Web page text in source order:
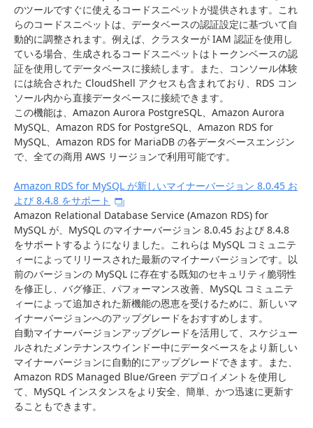
のツールですぐに使えるコードスニペットが提供されます。これ
らのコードスニペットは、データベースの認証設定に基づいて自
動的に調整されます。例えば、クラスターが IAM 認証を使用し
ている場合、生成されるコードスニペットはトークンベースの認
証を使用してデータベースに接続します。また、コンソール体験
には統合された CloudShell アクセスも含まれており、RDS コン
ソール内から直接データベースに接続できます。
この機能は、Amazon Aurora PostgreSQL、Amazon Aurora
MySQL、Amazon RDS for PostgreSQL、Amazon RDS for
MySQL、Amazon RDS for MariaDB の各データベースエンジン
で、全ての商用 AWS リージョンで利用可能です。
Amazon RDS for MySQL が新しいマイナーバージョン 8.0.45 お
よび 8.4.8 をサポート
Amazon Relational Database Service (Amazon RDS) for
MySQL が、MySQL のマイナーバージョン 8.0.45 および 8.4.8
をサポートするようになりました。これらは MySQL コミュニテ
ィーによってリリースされた最新のマイナーバージョンです。以
前のバージョンの MySQL に存在する既知のセキュリティ脆弱性
を修正し、バグ修正、パフォーマンス改善、MySQL コミュニテ
ィーによって追加された新機能の恩恵を受けるために、新しいマ
イナーバージョンへのアップグレードをおすすめします。
自動マイナーバージョンアップグレードを活用して、スケジュー
ルされたメンテナンスウインドー中にデータベースをより新しい
マイナーバージョンに自動的にアップグレードできます。また、
Amazon RDS Managed Blue/Green デプロイメントを使用し
て、MySQL インスタンスをより安全、簡単、かつ迅速に更新す
ることもできます。